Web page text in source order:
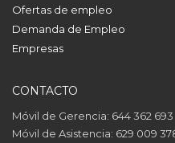
Ofertas de empleo
Demanda de Empleo
Empresas
CONTACTO
Móvil de Gerencia: 644 362 693
Móvil de Asistencia: 629 009